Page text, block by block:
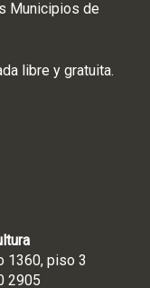
Municipios de
libre y gratuita.
1360, piso 3
2905